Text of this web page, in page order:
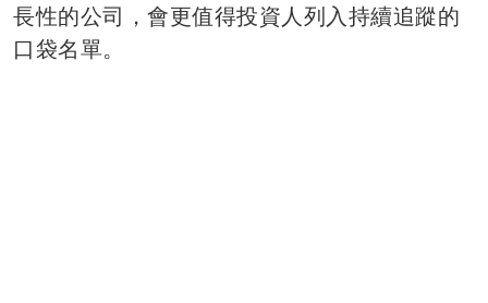
長性的公司，會更值得投資人列入持續追蹤的
口袋名單。